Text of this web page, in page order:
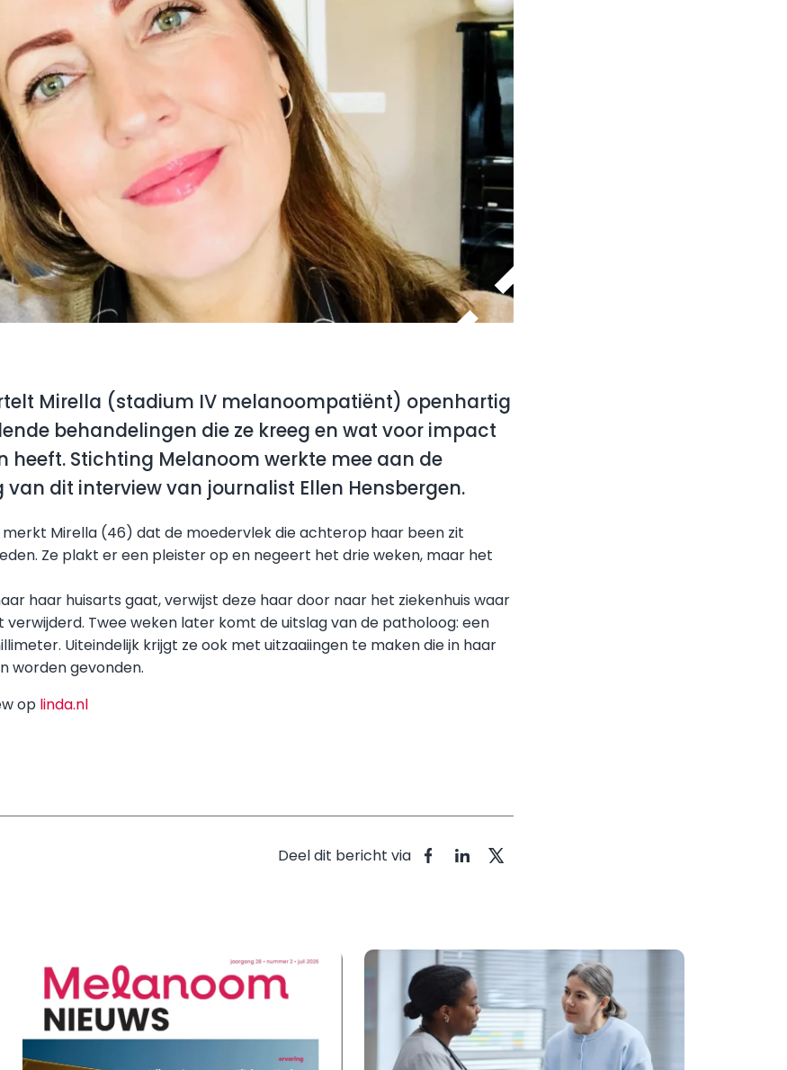
Mirella (stadium IV melanoompatiënt) openhartig
behandelingen die ze kreeg en wat voor impact
heeft. Stichting Melanoom werkte mee aan de
dit interview van journalist Ellen Hensbergen.
merkt Mirella (46) dat de moedervlek die achterop haar been zit
Ze plakt er een pleister op en negeert het drie weken, maar het
haar huisarts gaat, verwijst deze haar door naar het ziekenhuis waar
Twee weken later komt de uitslag van de patholoog: een
Uiteindelijk krijgt ze ook met uitzaaiingen te maken die in haar
worden gevonden.
op linda.nl
Deel dit bericht via